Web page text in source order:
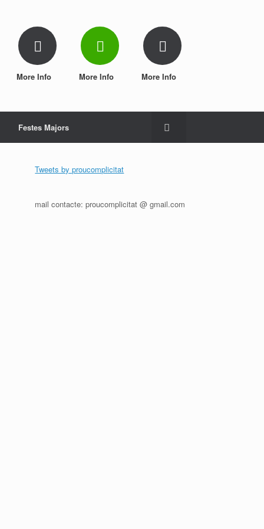
More Info More Info More Info
Festes Majors
Tweets by proucomplicitat
mail contacte: proucomplicitat @ gmail.com